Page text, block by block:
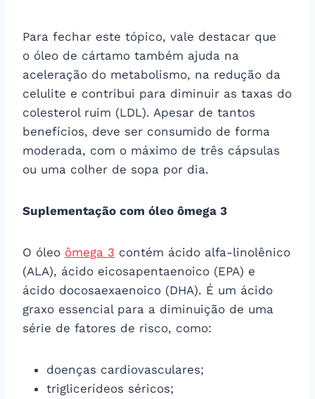
Para fechar este tópico, vale destacar que
o óleo de cártamo também ajuda na
aceleração do metabolismo, na redução da
celulite e contribui para diminuir as taxas do
colesterol ruim (LDL). Apesar de tantos
benefícios, deve ser consumido de forma
moderada, com o máximo de três cápsulas
ou uma colher de sopa por dia.
Suplementação com óleo ômega 3
O óleo ômega 3 contém ácido alfa-linolênico
(ALA), ácido eicosapentaenoico (EPA) e
ácido docosaexaenoico (DHA). É um ácido
graxo essencial para a diminuição de uma
série de fatores de risco, como:
doenças cardiovasculares;
triglicerídeos séricos;